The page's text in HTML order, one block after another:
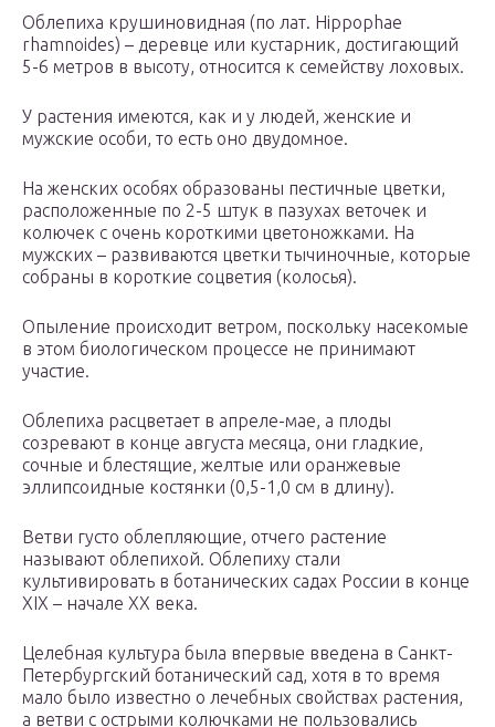
Облепиха крушиновидная (по лат. Hippophae
rhamnoides) – деревце или кустарник, достигающий
5-6 метров в высоту, относится к семейству лоховых.
У растения имеются, как и у людей, женские и
мужские особи, то есть оно двудомное.
На женских особях образованы пестичные цветки,
расположенные по 2-5 штук в пазухах веточек и
колючек с очень короткими цветоножками. На
мужских – развиваются цветки тычиночные, которые
собраны в короткие соцветия (колосья).
Опыление происходит ветром, поскольку насекомые
в этом биологическом процессе не принимают
участие.
Облепиха расцветает в апреле-мае, а плоды
созревают в конце августа месяца, они гладкие,
сочные и блестящие, желтые или оранжевые
эллипсоидные костянки (0,5-1,0 см в длину).
Ветви густо облепляющие, отчего растение
называют облепихой. Облепиху стали
культивировать в ботанических садах России в конце
XIX – начале XX века.
Целебная культура была впервые введена в Санкт-
Петербургский ботанический сад, хотя в то время
мало было известно о лечебных свойствах растения,
а ветви с острыми колючками не пользовались